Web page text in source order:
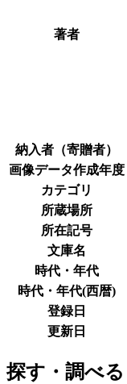
著者
納入者（寄贈者）
画像データ作成年度
カテゴリ
所蔵場所
所在記号
文庫名
時代・年代
時代・年代(西暦)
登録日
更新日
探す・調べる